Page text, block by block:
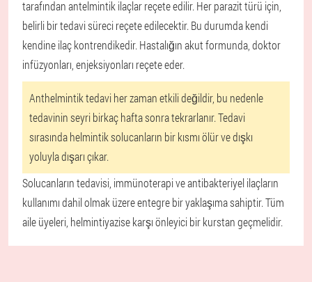
tarafından antelmintik ilaçlar reçete edilir. Her parazit türü için,
belirli bir tedavi süreci reçete edilecektir. Bu durumda kendi
kendine ilaç kontrendikedir. Hastalığın akut formunda, doktor
infüzyonları, enjeksiyonları reçete eder.
Anthelmintik tedavi her zaman etkili değildir, bu nedenle
tedavinin seyri birkaç hafta sonra tekrarlanır. Tedavi
sırasında helmintik solucanların bir kısmı ölür ve dışkı
yoluyla dışarı çıkar.
Solucanların tedavisi, immünoterapi ve antibakteriyel ilaçların
kullanımı dahil olmak üzere entegre bir yaklaşıma sahiptir. Tüm
aile üyeleri, helmintiyazise karşı önleyici bir kurstan geçmelidir.